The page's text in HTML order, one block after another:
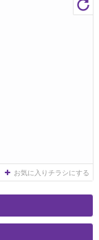
お気に入りチラシにする